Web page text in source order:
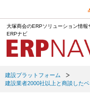
大塚商会のERPソリューション情報
ERPナビ
建設プラットフォーム
建設業者2000社以上と商談した